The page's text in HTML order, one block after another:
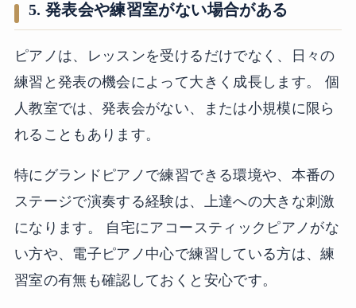
5. 発表会や練習室がない場合がある
ピアノは、レッスンを受けるだけでなく、日々の
練習と発表の機会によって大きく成長します。 個
人教室では、発表会がない、または小規模に限ら
れることもあります。
特にグランドピアノで練習できる環境や、本番の
ステージで演奏する経験は、上達への大きな刺激
になります。 自宅にアコースティックピアノがな
い方や、電子ピアノ中心で練習している方は、練
習室の有無も確認しておくと安心です。